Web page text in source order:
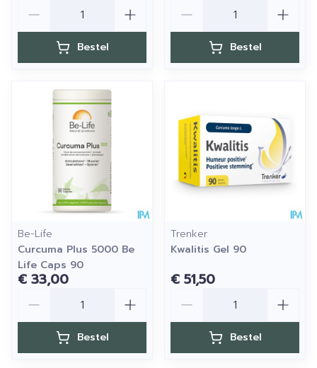
Bestel Bestel
Be-Life
Curcuma Plus 5000 Be
Life Caps 90
€ 33,00
Bestel
Trenker
Kwalitis Gel 90
€ 51,50
Bestel